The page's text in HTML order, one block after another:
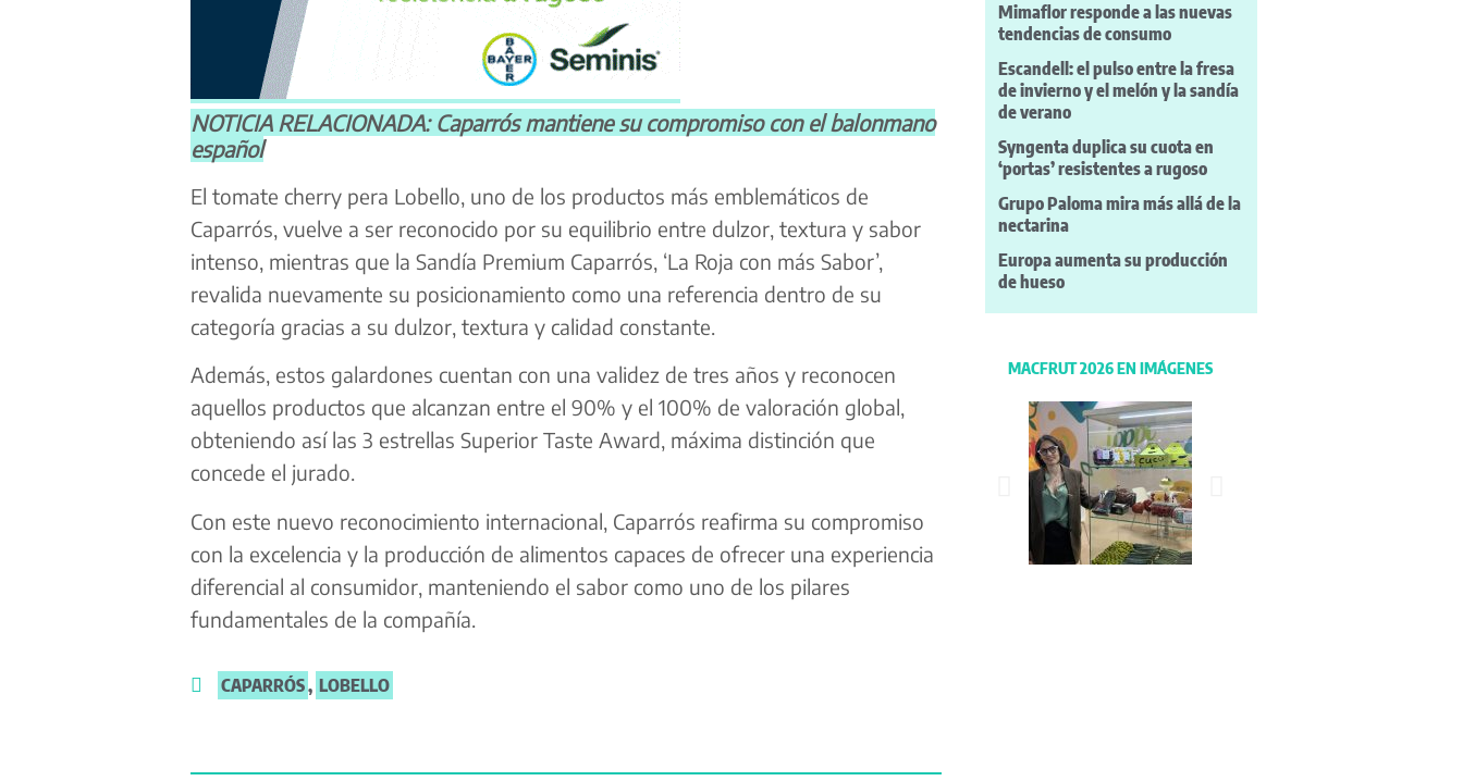
NOTICIA RELACIONADA: Caparrós mantiene su compromiso con el balonmano
español
El tomate cherry pera Lobello, uno de los productos más emblemáticos de
Caparrós, vuelve a ser reconocido por su equilibrio entre dulzor, textura y sabor
intenso, mientras que la Sandía Premium Caparrós, ‘La Roja con más Sabor’,
revalida nuevamente su posicionamiento como una referencia dentro de su
categoría gracias a su dulzor, textura y calidad constante.
Además, estos galardones cuentan con una validez de tres años y reconocen
aquellos productos que alcanzan entre el 90% y el 100% de valoración global,
obteniendo así las 3 estrellas Superior Taste Award, máxima distinción que
concede el jurado.
Con este nuevo reconocimiento internacional, Caparrós reafirma su compromiso
con la excelencia y la producción de alimentos capaces de ofrecer una experiencia
diferencial al consumidor, manteniendo el sabor como uno de los pilares
fundamentales de la compañía.
CAPARRÓS, LOBELLO
Mimaflor responde a las nuevas
tendencias de consumo
Escandell: el pulso entre la fresa
de invierno y el melón y la sandía
de verano
Syngenta duplica su cuota en
‘portas’ resistentes a rugoso
Grupo Paloma mira más allá de la
nectarina
Europa aumenta su producción
de hueso
MACFRUT 2026 EN IMÁGENES